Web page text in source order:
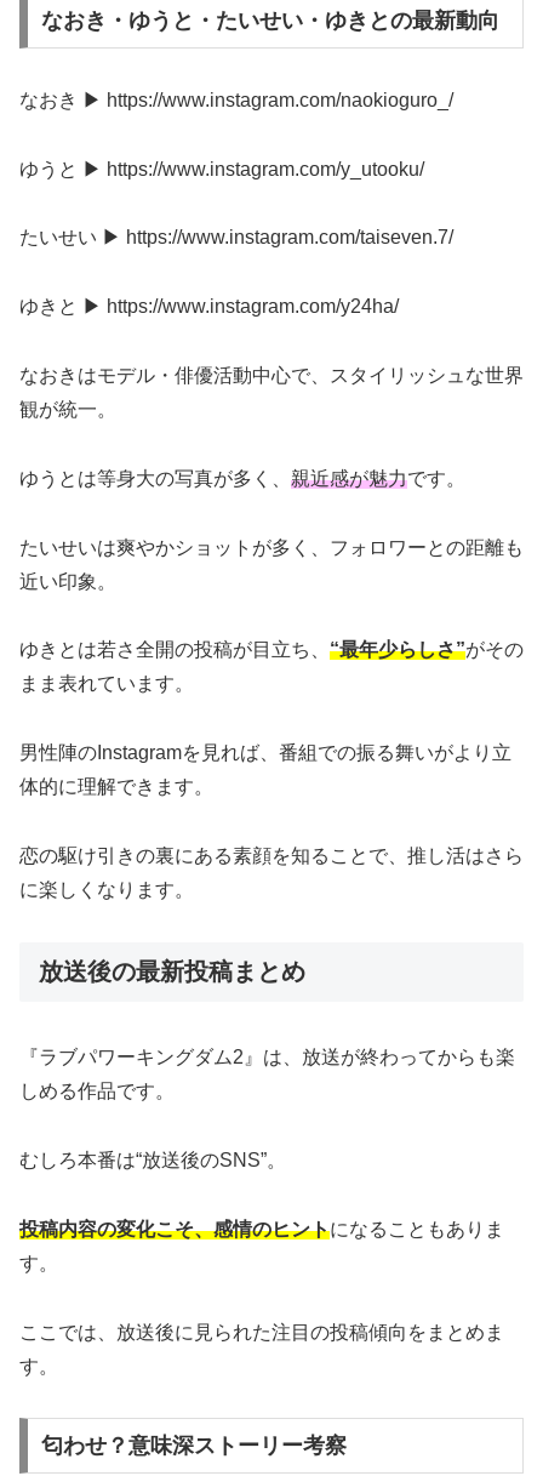
なおき・ゆうと・たいせい・ゆきとの最新動向
なおき ▶ https://www.instagram.com/naokioguro_/
ゆうと ▶ https://www.instagram.com/y_utooku/
たいせい ▶ https://www.instagram.com/taiseven.7/
ゆきと ▶ https://www.instagram.com/y24ha/
なおきはモデル・俳優活動中心で、スタイリッシュな世界
観が統一。
ゆうとは等身大の写真が多く、 親近感が魅力です。
たいせいは爽やかショットが多く、フォロワーとの距離も
近い印象。
ゆきとは若さ全開の投稿が目立ち、 “最年少らしさ”がその
まま表れています。
男性陣のInstagramを見れば、番組での振る舞いがより立
体的に理解できます。
恋の駆け引きの裏にある素顔を知ることで、推し活はさら
に楽しくなります。
放送後の最新投稿まとめ
『ラブパワーキングダム2』は、放送が終わってからも楽
しめる作品です。
むしろ本番は“放送後のSNS”。
投稿内容の変化こそ、感情のヒントになることもありま
す。
ここでは、放送後に見られた注目の投稿傾向をまとめま
す。
匂わせ？意味深ストーリー考察